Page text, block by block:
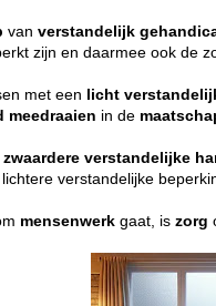
vanverstandelijk
zijn en daarmee ook de
met een licht
meedraaien in de
zwaardere verstandelijke
verstandelijke
mensenwerk gaat, iszorg